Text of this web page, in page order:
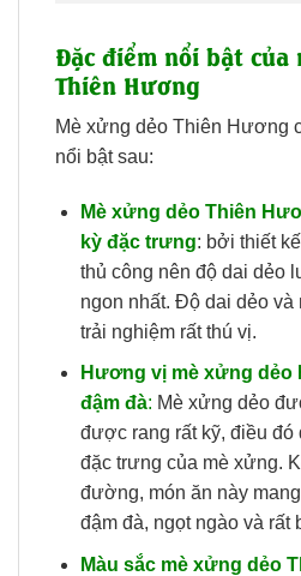
Đặc điểm nổi bật của
Thiên Hương
Mè xửng dẻo Thiên Hương
nổi bật sau:
Mè xửng dẻo Thiên
kỳ đặc trưng: bởi thiết
thủ công nên độ dai dẻo
ngon nhất. Độ dai dẻo và
trải nghiệm rất thú vị.
Hương vị mè xửng dẻo
đậm đà: Mè xửng dẻo
được rang rất kỹ, điều đó
đặc trưng của mè xửng.
đường, món ăn này
đậm đà, ngọt ngào và rất
Màu sắc mè xửng dẻo